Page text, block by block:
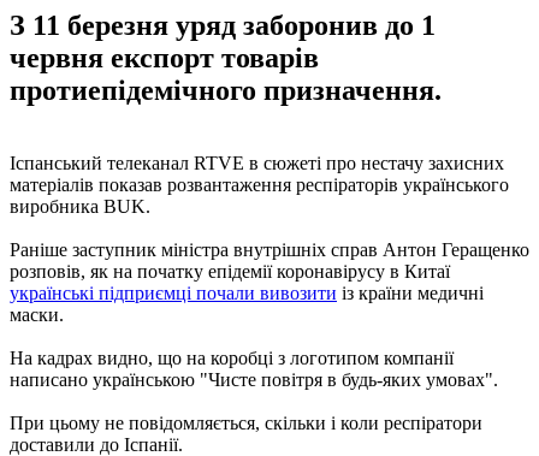
З 11 березня уряд заборонив до 1
червня експорт товарів
протиепідемічного призначення.
Іспанський телеканал RTVE в сюжеті про нестачу захисних
матеріалів показав розвантаження респіраторів українського
виробника BUK.
Раніше заступник міністра внутрішніх справ Антон Геращенко
розповів, як на початку епідемії коронавірусу в Китаї
українські підприємці почали вивозити із країни медичні
маски.
На кадрах видно, що на коробці з логотипом компанії
написано українською "Чисте повітря в будь-яких умовах".
При цьому не повідомляється, скільки і коли респіратори
доставили до Іспанії.